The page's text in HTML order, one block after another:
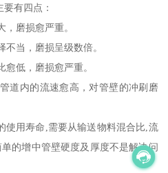
有四点：
磨损愈严重。
当，磨损呈级数倍。
低，磨损愈严重。
道内的流速愈高，对管壁的冲刷磨
使用寿命,需要从输送物料混合比,流
的增中管壁硬度及厚度不是解决问